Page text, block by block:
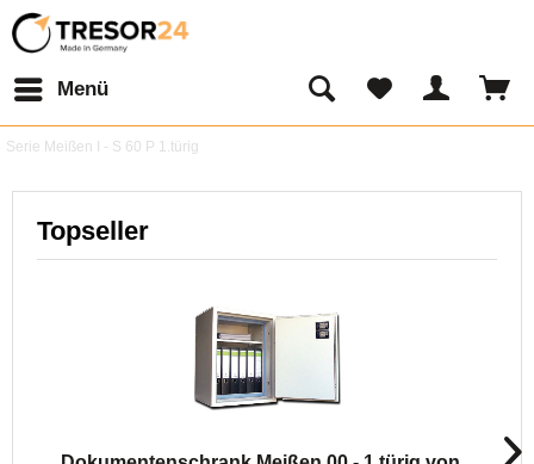
Menü
Serie Meißen I - S 60 P 1.türig
Topseller